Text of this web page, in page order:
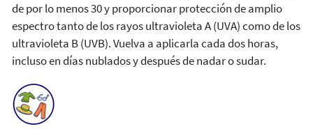
de por lo menos 30 y proporcionar protección de amplio
espectro tanto de los rayos ultravioleta A (UVA) como de los
ultravioleta B (UVB). Vuelva a aplicarla cada dos horas,
incluso en días nublados y después de nadar o sudar.